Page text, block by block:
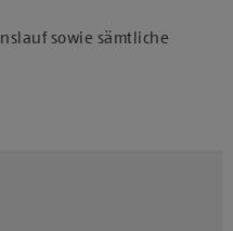
sowie sämtliche